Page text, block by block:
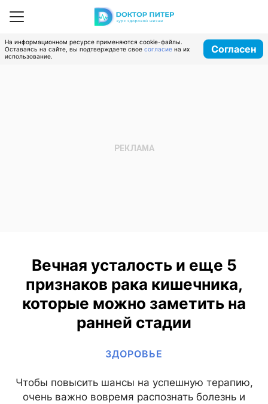
На информационном ресурсе применяются cookie-файлы.
Оставаясь на сайте, вы подтверждаете свое согласие на их
использование.
Согласен
Вечная усталость и еще 5
признаков рака кишечника,
которые можно заметить на
ранней стадии
ЗДОРОВЬЕ
Чтобы повысить шансы на успешную терапию,
очень важно вовремя распознать болезнь и